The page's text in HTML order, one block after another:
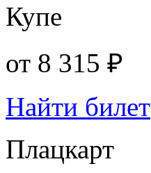
Купе
от 8 315 ₽
Найти билет
Плацкарт